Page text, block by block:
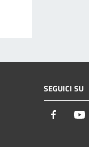
SEGUICI SU
Facebook